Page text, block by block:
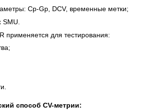
Cp-Gp, DCV, временные метки;
применяется для тестирования:
способ CV-метрии: